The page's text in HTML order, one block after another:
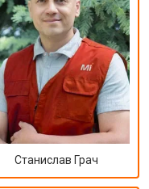
Станислав Грач